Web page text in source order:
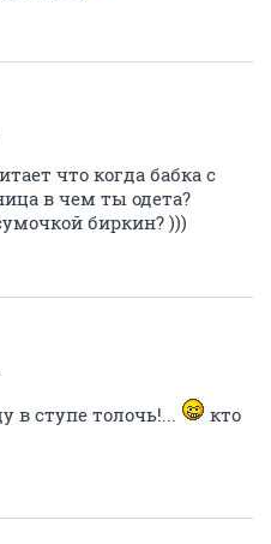
что когда бабка с
в чем ты одета?
биркин? )))
в ступе толочь!...
кто